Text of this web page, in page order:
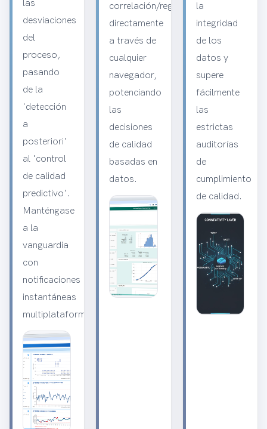
las
desviaciones
del
proceso,
pasando
de la
'detección
a
posteriori'
al 'control
de calidad
predictivo'.
Manténgase
a la
vanguardia
con
notificaciones
instantáneas
multiplataforma.
correlación/regresión
directamente
a través de
cualquier
navegador,
potenciando
las
decisiones
de calidad
basadas en
datos.
la
integridad
de los
datos y
supere
fácilmente
las
estrictas
auditorías
de
cumplimiento
de calidad.